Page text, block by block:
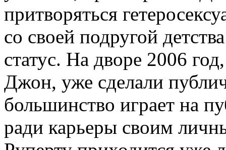
притворяться
со своей подругой
статус. На дворе 2006
Джон, уже сделали
большинство играет на
ради карьеры своим